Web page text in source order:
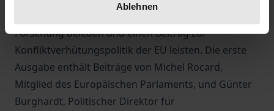
Ablehnen
Forschung beleben und einen Beitrag zur
Konfliktverhütungspolitik der EU leisten. Die erste
Ausgabe enthält Beiträge von Michel Rocard,
Mitglied des Europäischen Parlaments, und Günter
Burghardt, Politischer Direktor für